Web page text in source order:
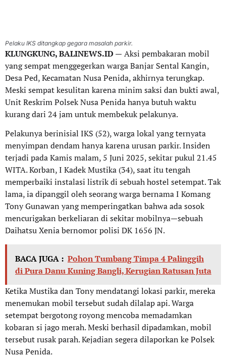
Pelaku IKS ditangkap gegara masalah parkir.
KLUNGKUNG, BALINEWS.ID — Aksi pembakaran mobil
yang sempat menggegerkan warga Banjar Sental Kangin,
Desa Ped, Kecamatan Nusa Penida, akhirnya terungkap.
Meski sempat kesulitan karena minim saksi dan bukti awal,
Unit Reskrim Polsek Nusa Penida hanya butuh waktu
kurang dari 24 jam untuk membekuk pelakunya.
Pelakunya berinisial IKS (52), warga lokal yang ternyata
menyimpan dendam hanya karena urusan parkir. Insiden
terjadi pada Kamis malam, 5 Juni 2025, sekitar pukul 21.45
WITA. Korban, I Kadek Mustika (34), saat itu tengah
memperbaiki instalasi listrik di sebuah hostel setempat. Tak
lama, ia dipanggil oleh seorang warga bernama I Komang
Tony Gunawan yang memperingatkan bahwa ada sosok
mencurigakan berkeliaran di sekitar mobilnya—sebuah
Daihatsu Xenia bernomor polisi DK 1656 JN.
BACA JUGA : Pohon Tumbang Timpa 4 Palinggih
di Pura Danu Kuning Bangli, Kerugian Ratusan Juta
Ketika Mustika dan Tony mendatangi lokasi parkir, mereka
menemukan mobil tersebut sudah dilalap api. Warga
setempat bergotong royong mencoba memadamkan
kobaran si jago merah. Meski berhasil dipadamkan, mobil
tersebut rusak parah. Kejadian segera dilaporkan ke Polsek
Nusa Penida.